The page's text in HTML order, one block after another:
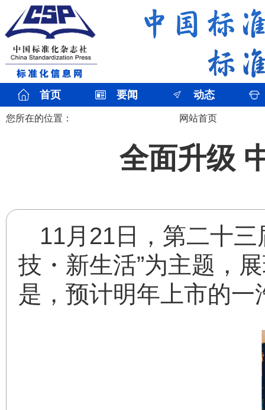
首页 要闻 动态
您所在的位置： 网站首页
全面升级
11月21日，第二十
技・新生活”为主题，
是，预计明年上市的